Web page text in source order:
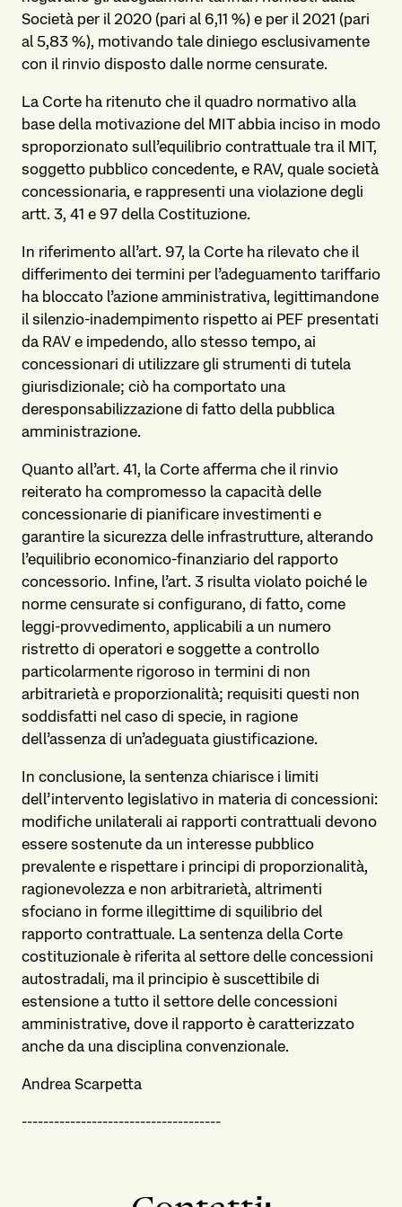
Società per il 2020 (pari al 6,11 %) e per il 2021 (pari
al 5,83 %), motivando tale diniego esclusivamente
con il rinvio disposto dalle norme censurate.
La Corte ha ritenuto che il quadro normativo alla
base della motivazione del MIT abbia inciso in modo
sproporzionato sull’equilibrio contrattuale tra il MIT,
soggetto pubblico concedente, e RAV, quale società
concessionaria, e rappresenti una violazione degli
artt. 3, 41 e 97 della Costituzione.
In riferimento all’art. 97, la Corte ha rilevato che il
differimento dei termini per l’adeguamento tariffario
ha bloccato l’azione amministrativa, legittimandone
il silenzio-inadempimento rispetto ai PEF presentati
da RAV e impedendo, allo stesso tempo, ai
concessionari di utilizzare gli strumenti di tutela
giurisdizionale; ciò ha comportato una
deresponsabilizzazione di fatto della pubblica
amministrazione.
Quanto all’art. 41, la Corte afferma che il rinvio
reiterato ha compromesso la capacità delle
concessionarie di pianificare investimenti e
garantire la sicurezza delle infrastrutture, alterando
l’equilibrio economico-finanziario del rapporto
concessorio. Infine, l’art. 3 risulta violato poiché le
norme censurate si configurano, di fatto, come
leggi-provvedimento, applicabili a un numero
ristretto di operatori e soggette a controllo
particolarmente rigoroso in termini di non
arbitrarietà e proporzionalità; requisiti questi non
soddisfatti nel caso di specie, in ragione
dell’assenza di un’adeguata giustificazione.
In conclusione, la sentenza chiarisce i limiti
dell’intervento legislativo in materia di concessioni:
modifiche unilaterali ai rapporti contrattuali devono
essere sostenute da un interesse pubblico
prevalente e rispettare i principi di proporzionalità,
ragionevolezza e non arbitrarietà, altrimenti
sfociano in forme illegittime di squilibrio del
rapporto contrattuale. La sentenza della Corte
costituzionale è riferita al settore delle concessioni
autostradali, ma il principio è suscettibile di
estensione a tutto il settore delle concessioni
amministrative, dove il rapporto è caratterizzato
anche da una disciplina convenzionale.
Andrea Scarpetta
-------------------------------------